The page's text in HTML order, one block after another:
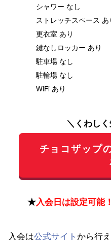
シャワー なし
ストレッチスペース あ
更衣室 あり
鍵なしロッカー あり
駐車場 なし
駐輪場 なし
WiFi あり
＼くわし
チョコザップ
★入会日は設定可能！
入会は公式サイト から行え